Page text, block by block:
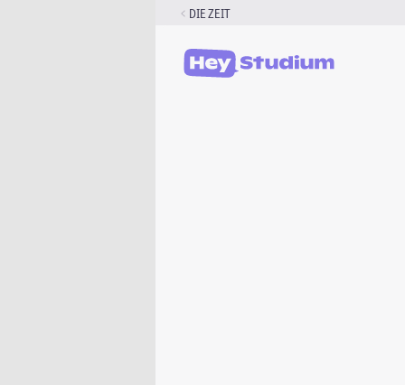
DIE ZEIT